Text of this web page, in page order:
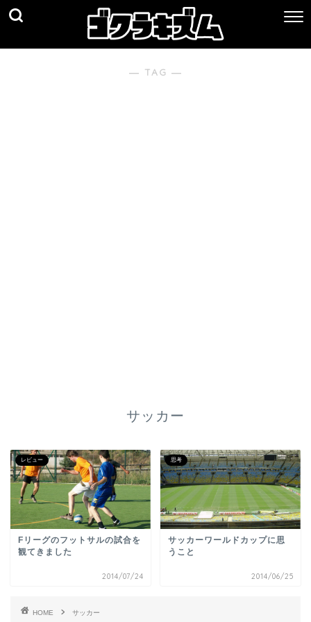
― TAG ―
サッカー
レビュー
Fリーグのフットサルの試合を
観てきました
2014/07/24
思考
サッカーワールドカップに思
うこと
2014/06/25
HOME サッカー